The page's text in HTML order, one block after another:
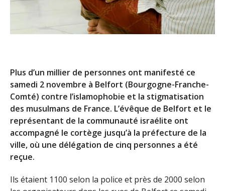
Plus d’un millier de personnes ont manifesté ce
samedi 2 novembre à Belfort (Bourgogne-Franche-
Comté) contre l’islamophobie et la stigmatisation
des musulmans de France. L’évêque de Belfort et le
représentant de la communauté israélite ont
accompagné le cortège jusqu’à la préfecture de la
ville, où une délégation de cinq personnes a été
reçue.
Ils étaient 1100 selon la police et près de 2000 selon